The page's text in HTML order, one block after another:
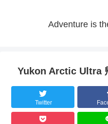
Adventure is
Yukon Arctic Ultra
Twitter